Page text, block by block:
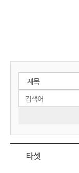
타셋